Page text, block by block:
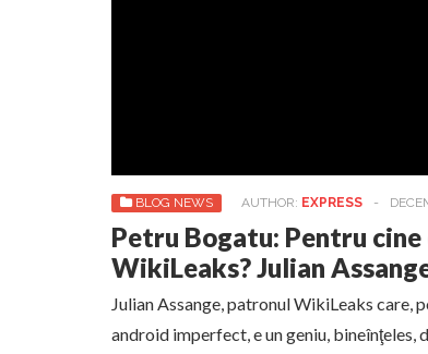
BLOG NEWS AUTHOR: EXPRESS -
Petru Bogatu: Pentru cine
WikiLeaks? Julian
Julian Assange, patronul WikiLeaks care,
android imperfect, e un geniu,